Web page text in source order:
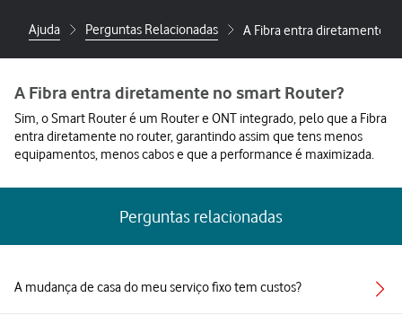
Ajuda Perguntas Relacionadas A Fibra entra diretamente
A Fibra entra diretamente no smart Router?
Sim, o Smart Router é um Router e ONT integrado, pelo que a Fibra
entra diretamente no router, garantindo assim que tens menos
equipamentos, menos cabos e que a performance é maximizada.
Perguntas relacionadas
A mudança de casa do meu serviço fixo tem custos?